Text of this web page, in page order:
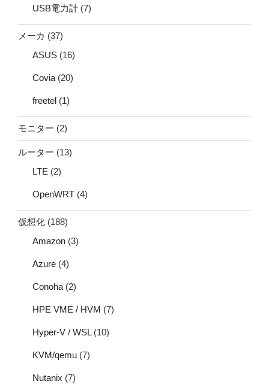
USB電力計 (7)
メーカ (37)
ASUS (16)
Covia (20)
freetel (1)
モニター (2)
ルーター (13)
LTE (2)
OpenWRT (4)
仮想化 (188)
Amazon (3)
Azure (4)
Conoha (2)
HPE VME / HVM (7)
Hyper-V / WSL(10)
KVM/qemu (7)
Nutanix (7)